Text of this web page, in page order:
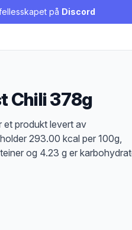
på Discord
Chili 378g
et produkt levert av
293.00 kcal per 100g,
og 4.23 g er
sjekk pakkningen og